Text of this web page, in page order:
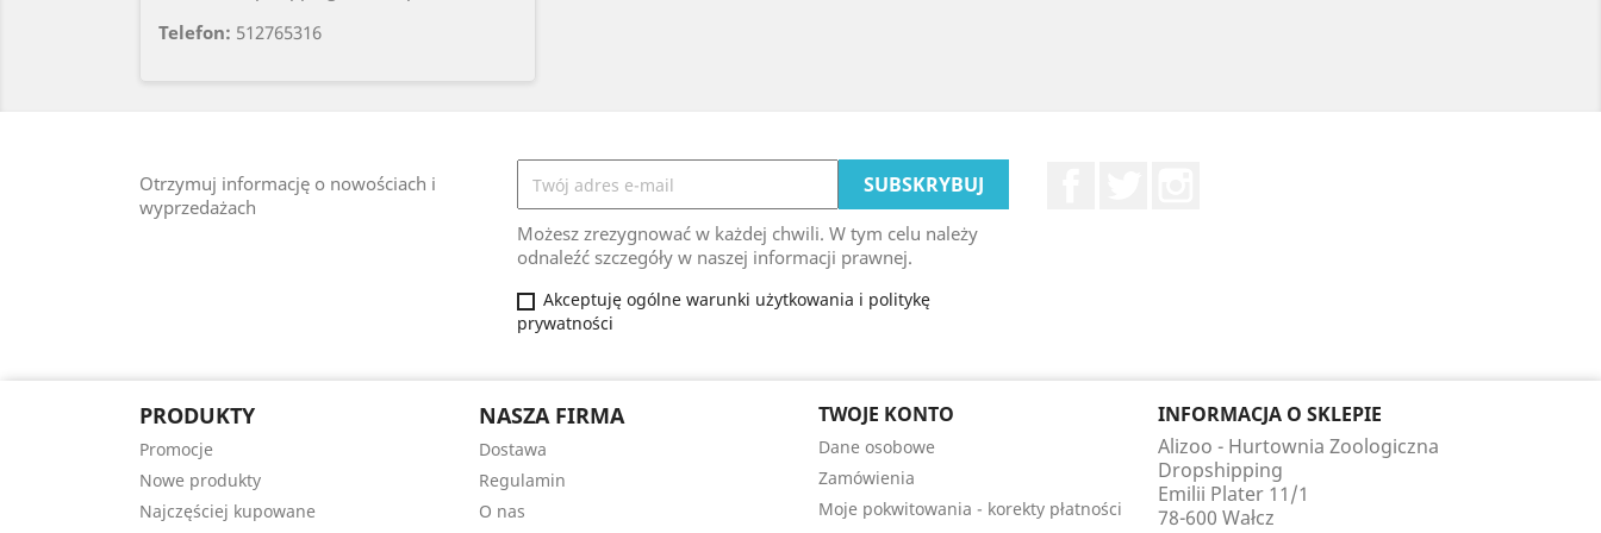
Telefon: 512765316
Otrzymuj informację o nowościach i
wyprzedażach
Możesz zrezygnować w każdej chwili. W tym celu należy
odnaleźć szczegóły w naszej informacji prawnej.
Akceptuję ogólne warunki użytkowania i politykę
prywatności
PRODUKTY
Promocje
Nowe produkty
Najczęściej kupowane
NASZA FIRMA
Dostawa
Regulamin
O nas
TWOJE KONTO
Dane osobowe
Zamówienia
Moje pokwitowania - korekty płatności
INFORMACJA O SKLEPIE
Alizoo - Hurtownia Zoologiczna
Dropshipping
Emilii Plater 11/1
78-600 Wałcz